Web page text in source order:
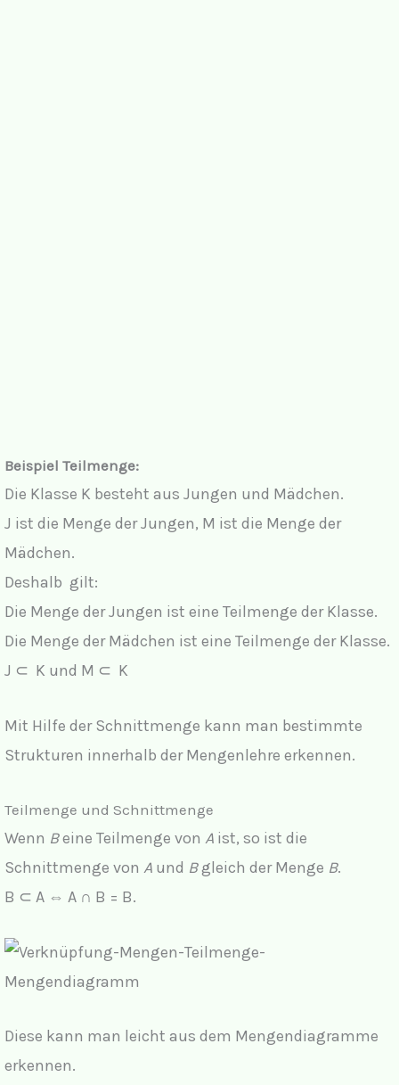
Beispiel Teilmenge:
Die Klasse K besteht aus Jungen und Mädchen.
J ist die Menge der Jungen, M ist die Menge der
Mädchen.
Deshalb gilt:
Die Menge der Jungen ist eine Teilmenge der Klasse.
Die Menge der Mädchen ist eine Teilmenge der Klasse.
J ⊂ K und M ⊂ K
Mit Hilfe der Schnittmenge kann man bestimmte
Strukturen innerhalb der Mengenlehre erkennen.
Teilmenge und Schnittmenge
Wenn Beine Teilmenge von A ist, so ist die
Schnittmenge von A und Bgleich der Menge B.
B ⊂ A ⇔ A ∩ B = B.
Diese kann man leicht aus dem Mengendiagramme
erkennen.